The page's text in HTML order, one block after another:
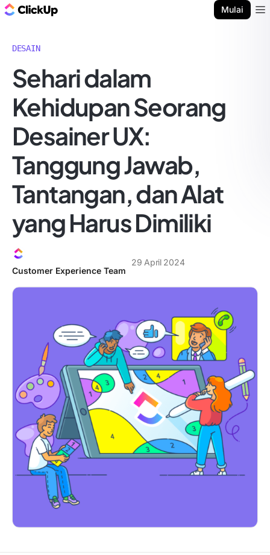
Mulai
DESAIN
Sehari dalam
Kehidupan Seorang
Desainer UX:
Tanggung Jawab,
Tantangan, dan Alat
yang Harus Dimiliki
Customer Experience Team
29 April 2024